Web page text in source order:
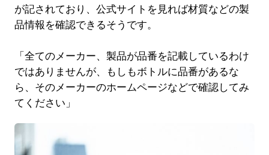
が記されており、公式サイトを見れば材質などの製
品情報を確認できるそうです。
「全てのメーカー、製品が品番を記載しているわけ
ではありませんが、もしもボトルに品番があるな
ら、そのメーカーのホームページなどで確認してみ
てください」